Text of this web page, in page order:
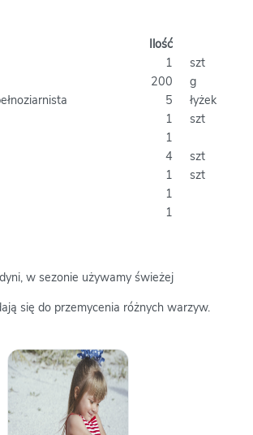
Ilość
1
szt
200
g
5
łyżek
1
szt
1
4
szt
1
szt
1
1
w sezonie używamy świeżej
się do przemycenia różnych warzyw.